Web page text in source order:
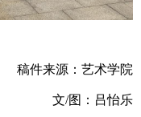
稿件来源：艺术学院
文/图：吕怡乐